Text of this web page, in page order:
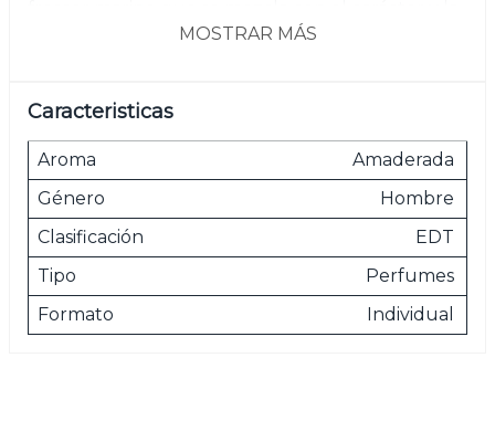
masculinidad de las maderas y el ámbar. Una
MOSTRAR MÁS
Caracteristicas
Aroma
Amaderada
Género
Hombre
Clasificación
EDT
Tipo
Perfumes
Formato
Individual